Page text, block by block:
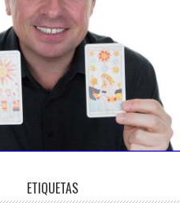
ETIQUETAS